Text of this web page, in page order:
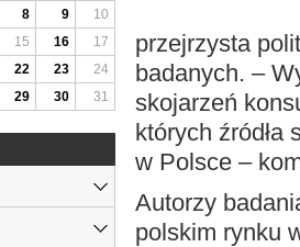
przejrzysta
badanych. –
skojarzeń
których źródła
w Polsce –
Autorzy
polskim rynku
8 9
10
15 16
17
22 23
24
29 30 31